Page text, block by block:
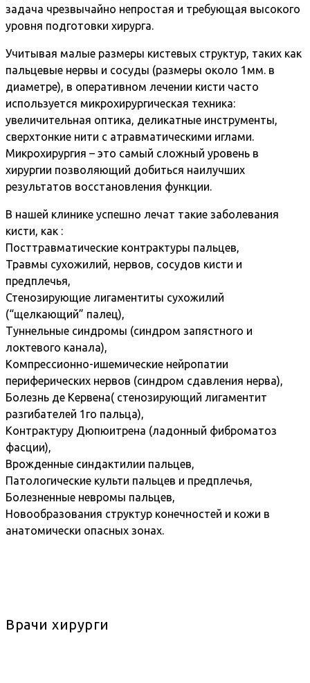
задача чрезвычайно непростая и требующая высокого
уровня подготовки хирурга.
Учитывая малые размеры кистевых структур, таких как
пальцевые нервы и сосуды (размеры около 1мм. в
диаметре), в оперативном лечении кисти часто
используется микрохирургическая техника:
увеличительная оптика, деликатные инструменты,
сверхтонкие нити с атравматическими иглами.
Микрохирургия – это самый сложный уровень в
хирургии позволяющий добиться наилучших
результатов восстановления функции.
В нашей клинике успешно лечат такие заболевания
кисти, как :
Посттравматические контрактуры пальцев,
Травмы сухожилий, нервов, сосудов кисти и
предплечья,
Стенозирующие лигаментиты сухожилий
(“щелкающий” палец),
Туннельные синдромы (синдром запястного и
локтевого канала),
Компрессионно-ишемические нейропатии
периферических нервов (синдром сдавления нерва),
Болезнь де Кервена( стенозирующий лигаментит
разгибателей 1го пальца),
Контрактуру Дюпюитрена (ладонный фиброматоз
фасции),
Врожденные синдактилии пальцев,
Патологические культи пальцев и предплечья,
Болезненные невромы пальцев,
Новообразования структур конечностей и кожи в
анатомически опасных зонах.
Врачи хирурги